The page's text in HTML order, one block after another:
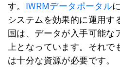
す。 IWRMデータポータル
システムを効果的に運用す
国は、データが入手可能な
上となっています。それで
は十分な資源が必要です。